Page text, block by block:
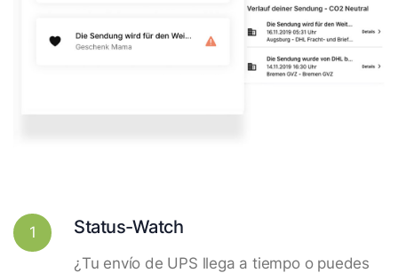
1 Status-Watch
¿Tu envío de UPS llega a tiempo o puedes